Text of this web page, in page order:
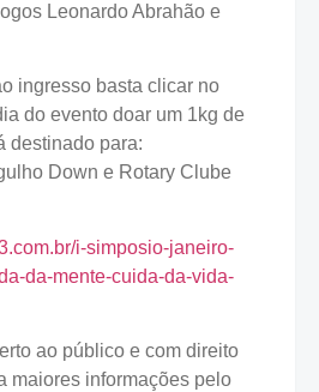
Leonardo Abrahão e
ingresso basta clicar no
do evento doar um 1kg de
destinado para:
Down e Rotary Clube
i-simposio-janeiro-
da-mente-cuida-da-vida-
ao público e com direito
maiores informações pelo